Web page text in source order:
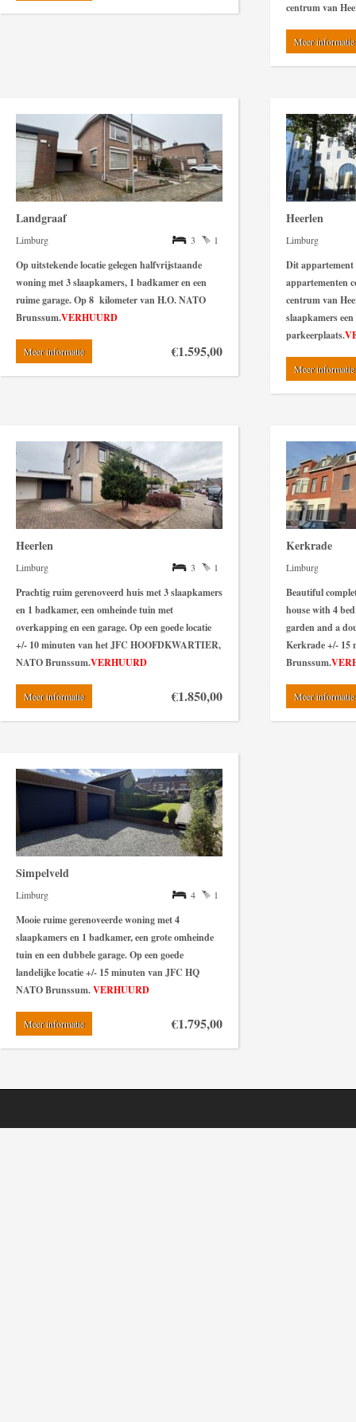
centrum van
Meer informatie
Landgraaf
3 1
Limburg
Op uitstekende locatie gelegen halfvrijstaande
woning met 3 slaapkamers, 1 badkamer en een
ruime garage. Op 8 kilometer van H.O. NATO
Brunssum.VERHUURD
Meer informatie €1.595,00
Heerlen
Limburg
Dit appartement
appartementen
centrum van
slaapkamers
parkeerplaats.
Meer informatie
Heerlen
3 1
Limburg
Prachtig ruim gerenoveerd huis met 3 slaapkamers
en 1 badkamer, een omheinde tuin met
overkapping en een garage. Op een goede locatie
+/- 10 minuten van het JFC HOOFDKWARTIER,
NATO Brunssum.VERHUURD
Meer informatie €1.850,00
Kerkrade
Limburg
Beautiful
house with 4
garden and a
Kerkrade +/- 15
Brunssum.
Meer informatie
Simpelveld
4 1
Limburg
Mooie ruime gerenoveerde woning met 4
slaapkamers en 1 badkamer, een grote omheinde
tuin en een dubbele garage. Op een goede
landelijke locatie +/- 15 minuten van JFC HQ
NATO Brunssum.VERHUURD
Meer informatie €1.795,00